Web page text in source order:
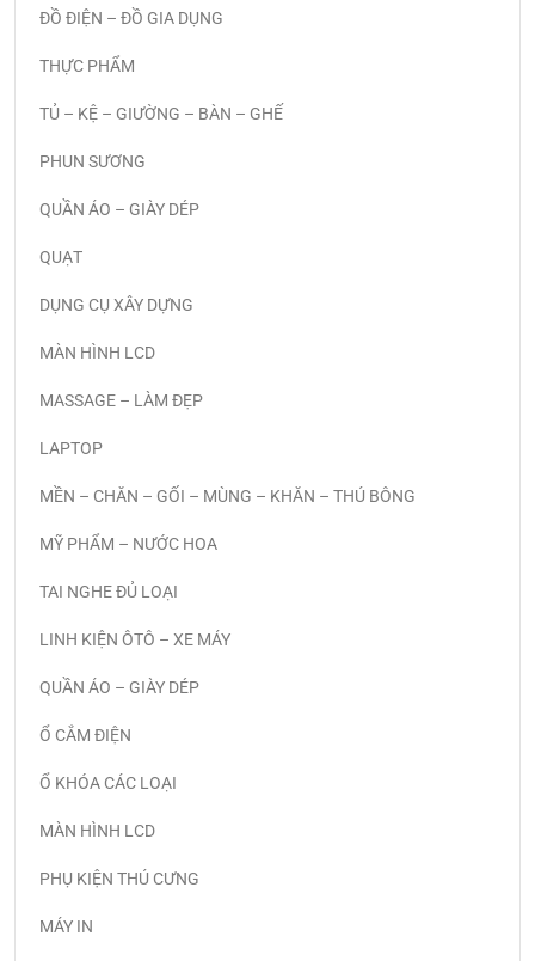
ĐỒ ĐIỆN – ĐỒ GIA DỤNG
THỰC PHẨM
TỦ – KỆ – GIƯỜNG – BÀN – GHẾ
PHUN SƯƠNG
QUẦN ÁO – GIÀY DÉP
QUẠT
DỤNG CỤ XÂY DỰNG
MÀN HÌNH LCD
MASSAGE – LÀM ĐẸP
LAPTOP
MỀN – CHĂN – GỐI – MÙNG – KHĂN – THÚ BÔNG
MỸ PHẨM – NƯỚC HOA
TAI NGHE ĐỦ LOẠI
LINH KIỆN ÔTÔ – XE MÁY
QUẦN ÁO – GIÀY DÉP
Ổ CẮM ĐIỆN
Ổ KHÓA CÁC LOẠI
MÀN HÌNH LCD
PHỤ KIỆN THÚ CƯNG
MÁY IN